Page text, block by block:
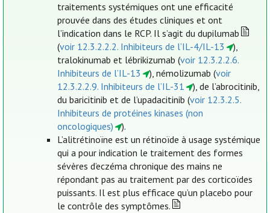
traitements systémiques ont une efficacité
prouvée dans des études cliniques et ont
l’indication dans le RCP. Il s’agit du dupilumab
(voir 12.3.2.2.2. Inhibiteurs de l’IL-4/IL-13
),
tralokinumab et lébrikizumab (voir 12.3.2.2.6.
Inhibiteurs de l’IL-13
), némolizumab (voir
12.3.2.2.9. Inhibiteurs de l’IL-31
), de l’abrocitinib,
du baricitinib et de l’upadacitinib (voir 12.3.2.5.
Inhibiteurs de protéines kinases (non
oncologiques)
).
L’alitrétinoïne est un rétinoïde à usage systémique
qui a pour indication le traitement des formes
sévères d’eczéma chronique des mains ne
répondant pas au traitement par des corticoïdes
puissants. Il est plus efficace qu’un placebo pour
le contrôle des symptômes.